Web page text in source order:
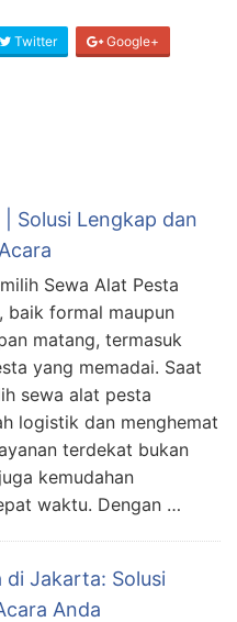
Twitter Google+
Solusi Lengkap dan
Sewa Alat Pesta
baik formal maupun
matang, termasuk
yang memadai. Saat
sewa alat pesta
logistik dan menghemat
terdekat bukan
kemudahan
waktu. Dengan …
di Jakarta: Solusi
Anda